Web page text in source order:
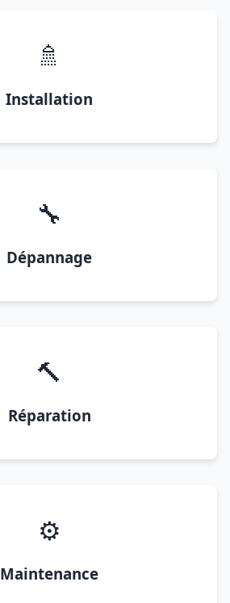
🚿
Installation
🔧
Dépannage
🔨
Réparation
⚙️
Maintenance